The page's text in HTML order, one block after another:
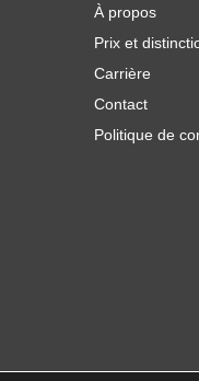
À propos
Prix et
Carrière
Contact
Politique de